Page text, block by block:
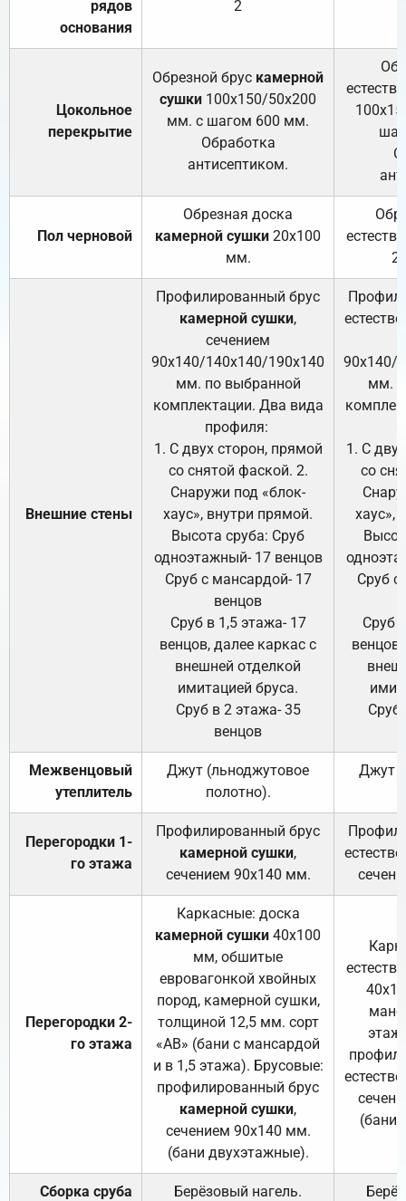
рядов
основания
2
Цокольное
перекрытие
Обрезной брус камерной
сушки 100х150/50х200
мм. с шагом 600 мм.
Обработка
антисептиком.
Пол черновой
Обрезная доска
камерной сушки 20х100
мм.
Внешние стены
Профилированный брус
камерной сушки,
сечением
90х140/140х140/190х140
мм. по выбранной
комплектации. Два вида
профиля:
1. С двух сторон, прямой
со снятой фаской. 2.
Снаружи под «блок-
хаус», внутри прямой.
Высота сруба: Сруб
одноэтажный- 17 венцов
Сруб с мансардой- 17
венцов
Сруб в 1,5 этажа- 17
венцов, далее каркас с
внешней отделкой
имитацией бруса.
Сруб в 2 этажа- 35
венцов
90х140/
мм.
1. С
со
хаус»,
Сруб с
Сруб
Сруб
Межвенцовый
утеплитель
Джут (льноджутовое
полотно).
Джут
Перегородки 1-
го этажа
Профилированный брус
камерной сушки,
сечением 90х140 мм.
Перегородки 2-
го этажа
Каркасные: доска
камерной сушки 40х100
мм, обшитые
евровагонкой хвойных
пород, камерной сушки,
толщиной 12,5 мм. сорт
«АВ» (бани с мансардой
и в 1,5 этажа). Брусовые:
профилированный брус
камерной сушки,
сечением 90х140 мм.
(бани двухэтажные).
(бани
Сборка сруба Берёзовый нагель.